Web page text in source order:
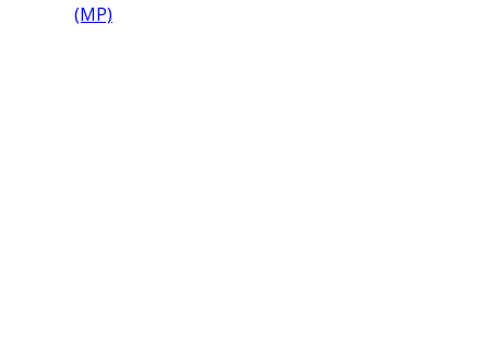
(MP)